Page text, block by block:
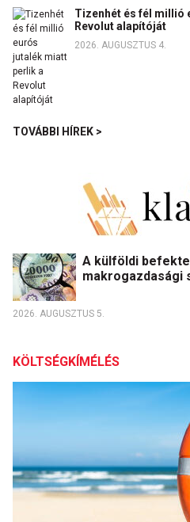
Tizenhét és fél millió
Revolut alapítóját
2026. AUGUSZTUS 4.
TOVÁBBI HÍREK >
A külföldi
2026. AUGUSZTUS 5.
KÖLTSÉGKÍMÉLÉS